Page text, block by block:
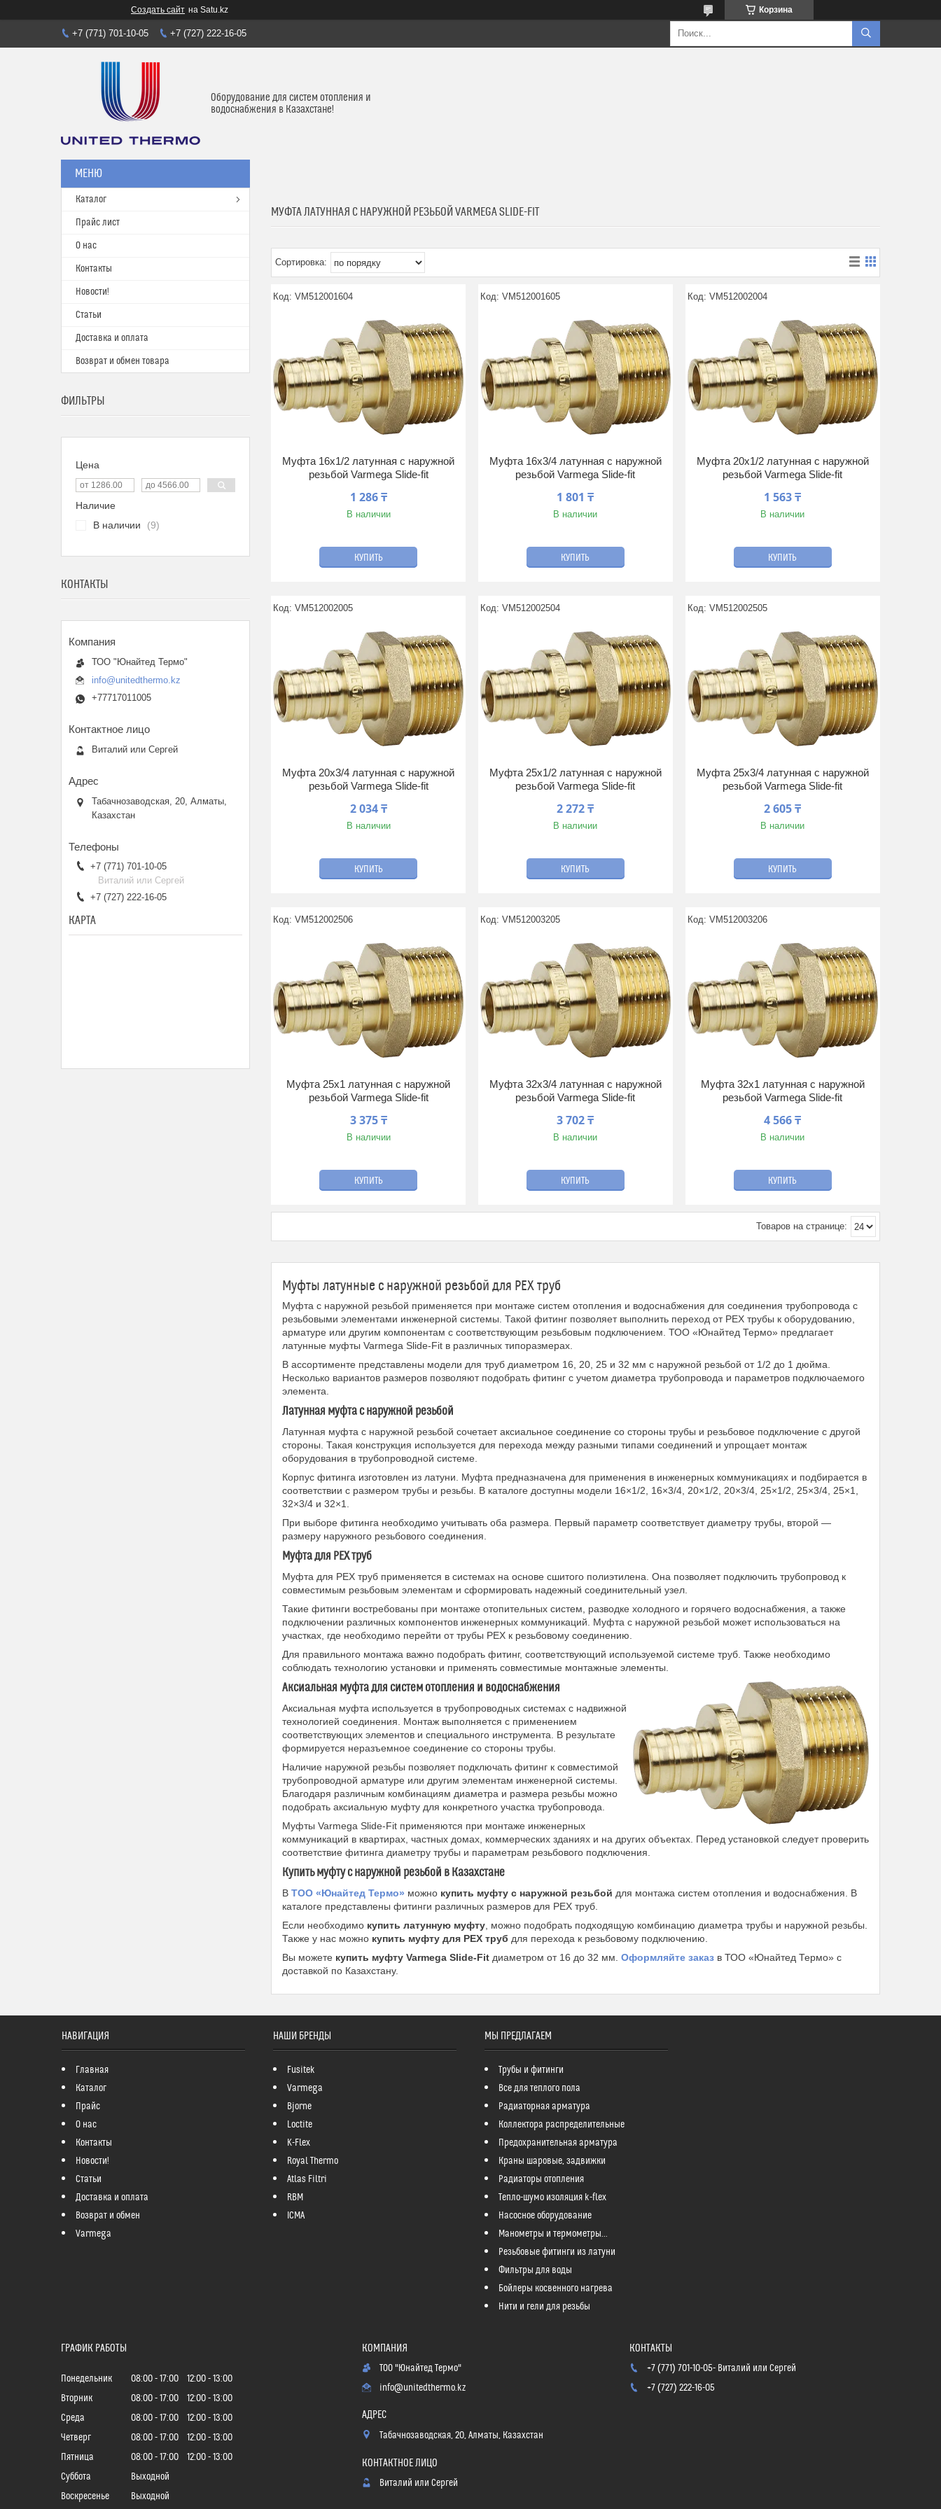
Создать сайт на Satu.kz Корзина
+7 (771) 701-10-05 +7 (727) 222-16-05
Оборудование для систем отопления и
водоснабжения в Казахстане!
МУФТА ЛАТУННАЯ С НАРУЖНОЙ РЕЗЬБОЙ VARMEGA SLIDE-FIT
VM512001604
Муфта 16x1/2 латунная с наружной
резьбой Varmega Slide-fit
1 286 ₸
В наличии
КУПИТЬ
VM512001605
Муфта 16x3/4 латунная с наружной
резьбой Varmega Slide-fit
1 801 ₸
В наличии
КУПИТЬ
VM512002004
Муфта 20x1/2 латунная с наружной
резьбой Varmega Slide-fit
1 563 ₸
В наличии
КУПИТЬ
VM512002005
Муфта 20x3/4 латунная с наружной
резьбой Varmega Slide-fit
2 034 ₸
В наличии
КУПИТЬ
VM512002504
Муфта 25x1/2 латунная с наружной
резьбой Varmega Slide-fit
2 272 ₸
В наличии
КУПИТЬ
VM512002505
Муфта 25x3/4 латунная с наружной
резьбой Varmega Slide-fit
2 605 ₸
В наличии
КУПИТЬ
VM512002506
Муфта 25x1 латунная с наружной
резьбой Varmega Slide-fit
3 375 ₸
В наличии
КУПИТЬ
VM512003205
Муфта 32x3/4 латунная с наружной
резьбой Varmega Slide-fit
3 702 ₸
В наличии
КУПИТЬ
VM512003206
Муфта 32x1 латунная с наружной
резьбой Varmega Slide-fit
4 566 ₸
В наличии
КУПИТЬ
Муфты латунные с наружной резьбой для PEX труб
Муфта с наружной резьбой применяется при монтаже систем отопления и водоснабжения для соединения трубопровода с
резьбовыми элементами инженерной системы. Такой фитинг позволяет выполнить переход от PEX трубы к оборудованию,
арматуре или другим компонентам с соответствующим резьбовым подключением. ТОО «Юнайтед Термо» предлагает
латунные муфты Varmega Slide-Fit в различных типоразмерах.
В ассортименте представлены модели для труб диаметром 16, 20, 25 и 32 мм с наружной резьбой от 1/2 до 1 дюйма.
Несколько вариантов размеров позволяют подобрать фитинг с учетом диаметра трубопровода и параметров подключаемого
элемента.
Латунная муфта с наружной резьбой
Латунная муфта с наружной резьбой сочетает аксиальное соединение со стороны трубы и резьбовое подключение с другой
стороны. Такая конструкция используется для перехода между разными типами соединений и упрощает монтаж
оборудования в трубопроводной системе.
Корпус фитинга изготовлен из латуни. Муфта предназначена для применения в инженерных коммуникациях и подбирается в
соответствии с размером трубы и резьбы. В каталоге доступны модели 16×1/2, 16×3/4, 20×1/2, 20×3/4, 25×1/2, 25×3/4, 25×1,
32×3/4 и 32×1.
При выборе фитинга необходимо учитывать оба размера. Первый параметр соответствует диаметру трубы, второй —
размеру наружного резьбового соединения.
Муфта для PEX труб
Муфта для PEX труб применяется в системах на основе сшитого полиэтилена. Она позволяет подключить трубопровод к
совместимым резьбовым элементам и сформировать надежный соединительный узел.
Такие фитинги востребованы при монтаже отопительных систем, разводке холодного и горячего водоснабжения, а также
подключении различных компонентов инженерных коммуникаций. Муфта с наружной резьбой может использоваться на
участках, где необходимо перейти от трубы PEX к резьбовому соединению.
Для правильного монтажа важно подобрать фитинг, соответствующий используемой системе труб. Также необходимо
соблюдать технологию установки и применять совместимые монтажные элементы.
Аксиальная муфта для систем отопления и водоснабжения
Аксиальная муфта используется в трубопроводных системах с надвижной
технологией соединения. Монтаж выполняется с применением
соответствующих элементов и специального инструмента. В результате
формируется неразъемное соединение со стороны трубы.
Наличие наружной резьбы позволяет подключать фитинг к совместимой
трубопроводной арматуре или другим элементам инженерной системы.
Благодаря различным комбинациям диаметра и размера резьбы можно
подобрать аксиальную муфту для конкретного участка трубопровода.
Муфты Varmega Slide-Fit применяются при монтаже инженерных
коммуникаций в квартирах, частных домах, коммерческих зданиях и на других объектах. Перед установкой следует проверить
соответствие фитинга диаметру трубы и параметрам резьбового подключения.
Купить муфту с наружной резьбой в Казахстане
В ТОО «Юнайтед Термо» можно купить муфту с наружной резьбой для монтажа систем отопления и водоснабжения. В
каталоге представлены фитинги различных размеров для PEX труб.
Если необходимо купить латунную муфту , можно подобрать подходящую комбинацию диаметра трубы и наружной резьбы.
Также у нас можно купить муфту для PEX труб для перехода к резьбовому подключению.
Вы можете купить муфту Varmega Slide-Fit диаметром от 16 до 32 мм. Оформляйте заказ в ТОО «Юнайтед Термо» с
доставкой по Казахстану.
Каталог
Прайс лист
О нас
Контакты
Новости!
Статьи
Доставка и оплата
Возврат и обмен товара
ФИЛЬТРЫ
Цена
Наличие
В наличии
9
КОНТАКТЫ
ТОО "Юнайтед Термо"
info@unitedthermo.kz
+77717011005
Виталий или Сергей
Табачнозаводская, 20, Алматы,
Казахстан
+7 (771) 701-10-05
Виталий или Сергей
+7 (727) 222-16-05
КАРТА
НАВИГАЦИЯ
Главная
Каталог
Прайс
О нас
Контакты
Новости!
Статьи
Доставка и оплата
Возврат и обмен
Varmega
НАШИ БРЕНДЫ
Fusitek
Varmega
Bjorne
Loctite
K-Flex
Royal Thermo
Atlas Filtri
RBM
ICMA
МЫ ПРЕДЛАГАЕМ
Трубы и фитинги
Все для теплого пола
Радиаторная арматура
Коллектора распределительные
Предохранительная арматура
Краны шаровые, задвижки
Радиаторы отопления
Тепло-шумо изоляция k-flex
Насосное оборудование
Манометры и термометры...
Резьбовые фитинги из латуни
Фильтры для воды
Бойлеры косвенного нагрева
Нити и гели для резьбы
ГРАФИК РАБОТЫ
Понедельник 08:00 17:00 12:00
13:00
Вторник
08:00 17:00 12:00
13:00
Среда
08:00 17:00 12:00
13:00
Четверг
08:00 17:00 12:00
13:00
Пятница
08:00 17:00 12:00
13:00
Суббота
Выходной
Воскресенье
Выходной
ТОО "Юнайтед Термо"
info@unitedthermo.kz
Табачнозаводская, 20, Алматы, Казахстан
Виталий или Сергей
+7 (771) 701-10-05 Виталий или Сергей
+7 (727) 222-16-05